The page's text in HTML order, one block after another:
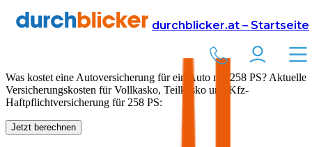
durchblicker.at – Startseite
Versicherung Autoversicherung
PS in Österreich
Was kostet eine Autoversicherung für ein Auto mit 258 PS? Aktuelle
Versicherungskosten für Vollkasko, Teilkasko und Kfz-
Haftpflichtversicherung für258 PS:
Jetzt berechnen